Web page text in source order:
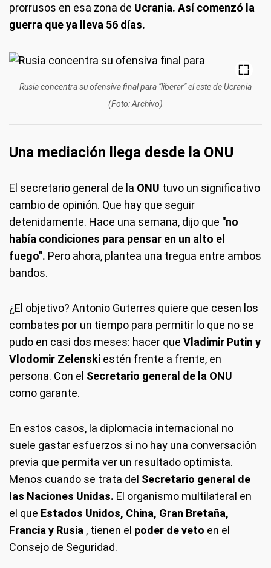
prorrusos en esa zona de Ucrania. Así comenzó la
guerra que ya lleva 56 días.
Rusia concentra su ofensiva final para "liberar" el este de Ucrania
(Foto: Archivo)
Una mediación llega desde la ONU
El secretario general de la ONU tuvo un significativo
cambio de opinión. Que hay que seguir
detenidamente. Hace una semana, dijo que "no
había condiciones para pensar en un alto el
fuego". Pero ahora, plantea una tregua entre ambos
bandos.
¿El objetivo? Antonio Guterres quiere que cesen los
combates por un tiempo para permitir lo que no se
pudo en casi dos meses: hacer que Vladimir Putin y
Vlodomir Zelenski estén frente a frente, en
persona. Con el Secretario general de la ONU
como garante.
En estos casos, la diplomacia internacional no
suele gastar esfuerzos si no hay una conversación
previa que permita ver un resultado optimista.
Menos cuando se trata del Secretario general de
las Naciones Unidas. El organismo multilateral en
el que Estados Unidos, China, Gran Bretaña,
Francia y Rusia , tienen el poder de veto en el
Consejo de Seguridad.